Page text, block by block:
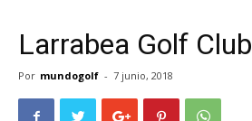
Larrabea Golf Club
Por mundogolf - 7 junio, 2018